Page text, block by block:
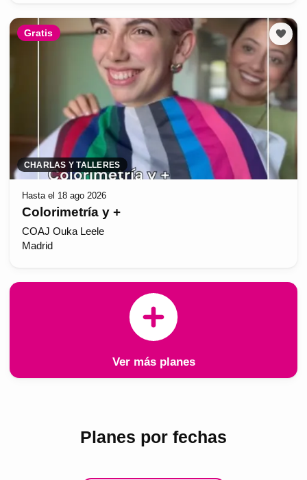
Gratis
CHARLAS Y TALLERES
Hasta el 18 ago 2026
Colorimetría y +
COAJ Ouka Leele
Madrid
Ver más planes
Planes por fechas